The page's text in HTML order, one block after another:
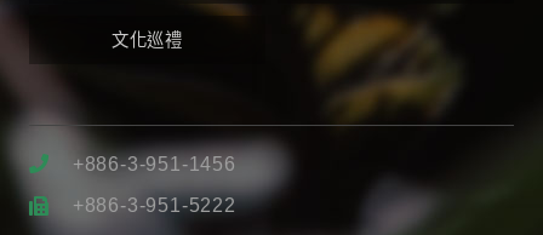
+886-3-951-1456
+886-3-951-5222
文化巡禮